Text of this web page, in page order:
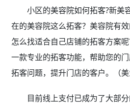
小区的美容院如何拓客?新美
在的美容院这么拓客？美容院有
怎么找适合自己店铺的拓客方案
一款专业的拓客功能，帮助您的
拓客问题，提升门店的客户。（
目前线上支付已成为了大部